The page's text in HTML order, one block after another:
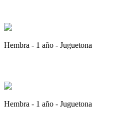
Hembra - 1 año - Juguetona
Hembra - 1 año - Juguetona